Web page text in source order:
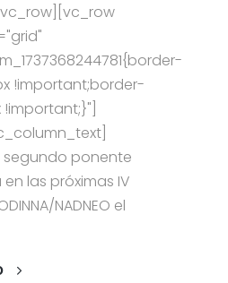
!important;border-
segundo ponente
las próximas IV
NADNEO el